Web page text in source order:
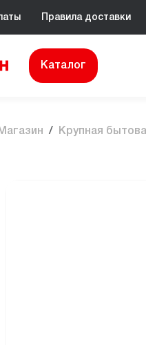
Правила доставки
Каталог
Магазин Крупная